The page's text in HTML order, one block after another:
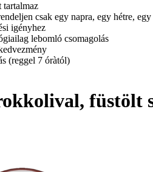
tartalmaz
csak egy napra, egy hétre,
igényhez
lebomló csomagolás
(reggel 7 óràtól)
füstölt